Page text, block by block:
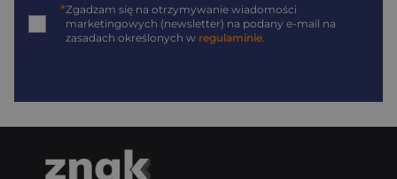
*Zgadzam się na otrzymywanie wiadomości
marketingowych (newsletter) na podany e-mail na
zasadach określonych w regulaminie